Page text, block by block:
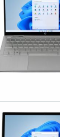
35,60cm (14") 8GB